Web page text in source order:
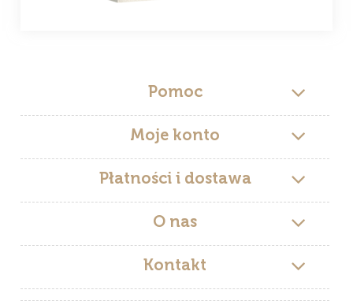
Pomoc
Moje konto
Płatności i dostawa
O nas
Kontakt